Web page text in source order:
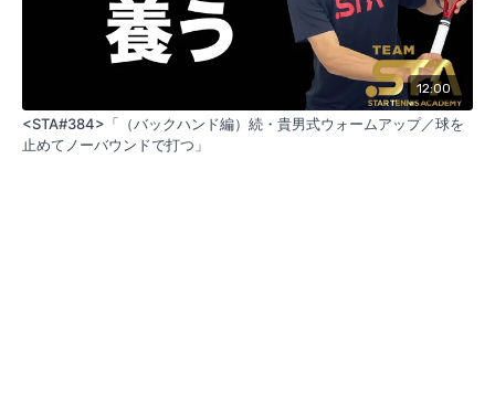
12:00
<STA#384>「（バックハンド編）続・貴男式ウォームアップ／球を
止めてノーバウンドで打つ」